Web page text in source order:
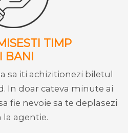
TIMP
BANI
sa iti achizitionezi biletul
In doar cateva minute ai
fie nevoie sa te deplasezi
la agentie.